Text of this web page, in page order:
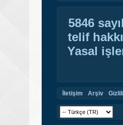
5846
telif
Yasal
İletişim Arşiv